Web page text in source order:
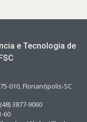
e Tecnologia de
010, Florianópolis-SC
3877-9060
60